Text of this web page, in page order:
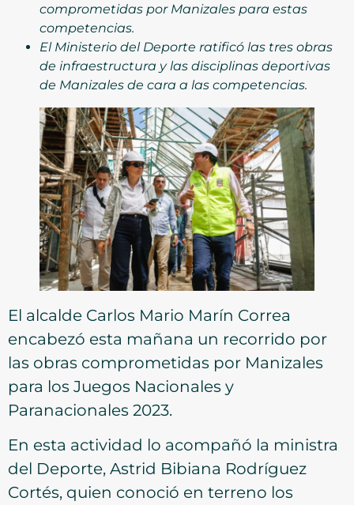
comprometidas por Manizales para estas
competencias.
El Ministerio del Deporte ratificó las tres obras
de infraestructura y las disciplinas deportivas
de Manizales de cara a las competencias.
El alcalde Carlos Mario Marín Correa
encabezó esta mañana un recorrido por
las obras comprometidas por Manizales
para los Juegos Nacionales y
Paranacionales 2023.
En esta actividad lo acompañó la ministra
del Deporte, Astrid Bibiana Rodríguez
Cortés, quien conoció en terreno los